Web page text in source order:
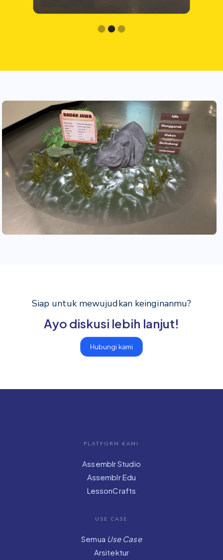
Siap untuk mewujudkan keinginanmu?
Ayo diskusi lebih lanjut!
Hubungi kami
PLATFORM KAMI
Assemblr Studio
Assemblr Edu
LessonCrafts
USE CASE
Semua Use Case
Arsitektur